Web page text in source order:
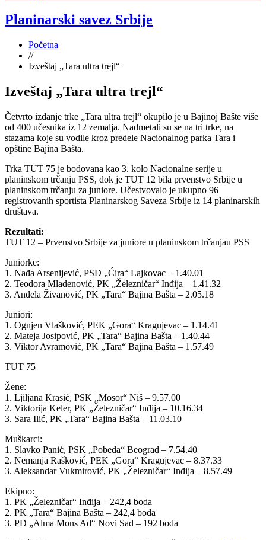
Planinarski savez Srbije
Početna
//
Izveštaj „Tara ultra trejl“
Izveštaj „Tara ultra trejl“
Četvrto izdanje trke „Tara ultra trejl“ okupilo je u Bajinoj Bašte više
od 400 učesnika iz 12 zemalja. Nadmetali su se na tri trke, na
stazama koje su vodile kroz predele Nacionalnog parka Tara i
opštine Bajina Bašta.
Trka TUT 75 je bodovana kao 3. kolo Nacionalne serije u
planinskom trčanju PSS, dok je TUT 12 bila prvenstvo Srbije u
planinskom trčanju za juniore. Učestvovalo je ukupno 96
registrovanih sportista Planinarskog Saveza Srbije iz 14 planinarskih
društava.
Rezultati:
TUT 12 – Prvenstvo Srbije za juniore u planinskom trčanjau PSS
Juniorke:
1. Nađa Arsenijević, PSD „Ćira“ Lajkovac – 1.40.01
2. Teodora Mladenović, PK „Železničar“ Inđija – 1.41.32
3. Anđela Živanović, PK „Tara“ Bajina Bašta – 2.05.18
Juniori:
1. Ognjen Vlašković, PEK „Gora“ Kragujevac – 1.14.41
2. Mateja Josipović, PK „Tara“ Bajina Bašta – 1.40.44
3. Viktor Avramović, PK „Tara“ Bajina Bašta – 1.57.49
TUT 75
Žene:
1. Ljiljana Krasić, PSK „Mosor“ Niš – 9.57.00
2. Viktorija Keler, PK „Železničar“ Inđija – 10.16.34
3. Sara Ilić, PK „Tara“ Bajina Bašta – 11.03.10
Muškarci:
1. Slavko Panić, PSK „Pobeda“ Beograd – 7.54.40
2. Nemanja Rašković, PEK „Gora“ Kragujevac – 8.37.33
3. Aleksandar Vukmirović, PK „Železničar“ Inđija – 8.57.49
Ekipno:
1. PK „Železničar“ Inđija – 242,4 boda
2. PK „Tara“ Bajina Bašta – 242,4 boda
3. PD „Alma Mons Ad“ Novi Sad – 192 boda